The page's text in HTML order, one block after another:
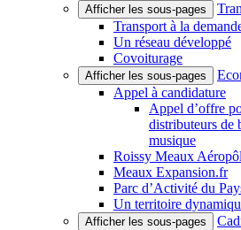
Afficher les sous-pages
Transport à la
Un réseau développé
Covoiturage
Afficher les sous-pages
Appel à candidature
Appel d’offre
distributeurs de
musique
Roissy Meaux
Meaux Expansion.fr
Parc d’Activité du
Un territoire
Afficher les sous-pages